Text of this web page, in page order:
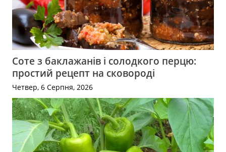
Соте з баклажанів і солодкого перцю:
простий рецепт на сковороді
Четвер, 6 Серпня, 2026